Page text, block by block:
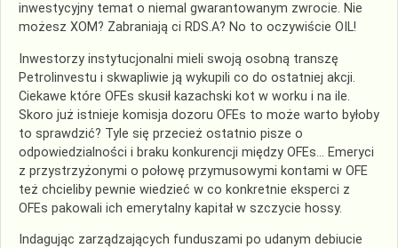
inwestycyjny temat o niemal gwarantowanym zwrocie. Nie
możesz XOM? Zabraniają ci RDS.A? No to oczywiście OIL!
Inwestorzy instytucjonalni mieli swoją osobną transzę
Petrolinvestu i skwapliwie ją wykupili co do ostatniej akcji.
Ciekawe które OFEs skusił kazachski kot w worku i na ile.
Skoro już istnieje komisja dozoru OFEs to może warto byłoby
to sprawdzić? Tyle się przecież ostatnio pisze o
odpowiedzialności i braku konkurencji między OFEs… Emeryci
z przystrzyżonymi o połowę przymusowymi kontami w OFE
też chcieliby pewnie wiedzieć w co konkretnie eksperci z
OFEs pakowali ich emerytalny kapitał w szczycie hossy.
Indagując zarządzających funduszami po udanym debiucie